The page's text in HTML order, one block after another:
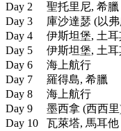
Day 2 聖托里尼, 希臘
Day 3 庫沙達瑟 (以弗
Day 4 伊斯坦堡, 土耳
Day 5 伊斯坦堡, 土耳
Day 6 海上航行
Day 7 羅得島, 希臘
Day 8 海上航行
Day 9 墨西拿 (西西里
Day 10 瓦萊塔, 馬耳他